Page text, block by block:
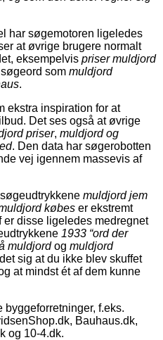
har søgemotoren ligeledes
at øvrige brugere normalt
eksempelvis priser muldjord
som muldjord
.
ekstra inspiration for at
Det ses også at øvrige
priser, muldjord og
. Den data har søgerobotten
vej igennem massevis af
muldjord jem
købes er ekstremt
disse ligeledes medregnet
1933 “ord der
muldjordog muldjord
sig at du ikke blev skuffet
at mindst ét af dem kunne
f.eks.
Bauhaus.dk,
og 10-4.dk.